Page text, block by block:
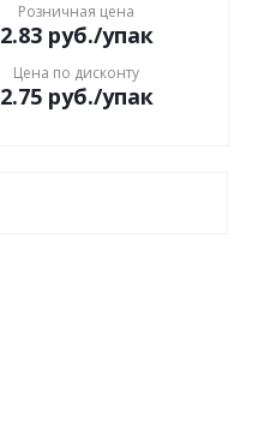
Розничная цена
2.83руб./упак
Цена по дисконту
2.75руб./упак